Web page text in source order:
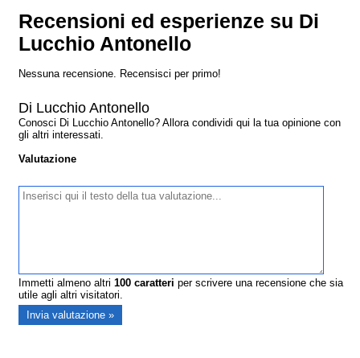
Recensioni ed esperienze su Di
Lucchio Antonello
Nessuna recensione. Recensisci per primo!
Di Lucchio Antonello
Conosci Di Lucchio Antonello? Allora condividi qui la tua opinione con
gli altri interessati.
Valutazione
Immetti almeno altri100 caratteri per scrivere una recensione che sia
utile agli altri visitatori.